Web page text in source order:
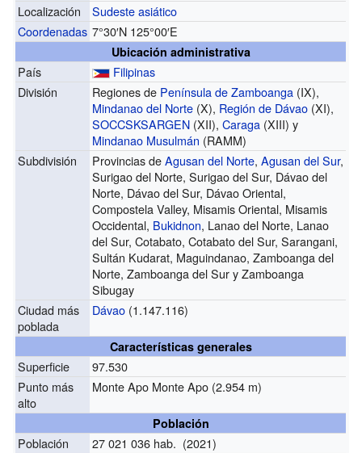
Localización
Sudeste asiático
Coordenadas 7°30′N 125°00′E
Ubicación administrativa
País
Filipinas
División
Regiones de Península de Zamboanga (IX),
Mindanao del Norte (X), Región de Dávao (XI),
SOCCSKSARGEN (XII),Caraga (XIII) y
Mindanao Musulmán (RAMM)
Subdivisión
Provincias deAgusan del Norte,Agusan del Sur,
Surigao del Norte, Surigao del Sur, Dávao del
Norte, Dávao del Sur, Dávao Oriental,
Compostela Valley, Misamis Oriental, Misamis
Occidental, Bukidnon, Lanao del Norte, Lanao
del Sur, Cotabato, Cotabato del Sur, Sarangani,
Sultán Kudarat, Maguindanao, Zamboanga del
Norte, Zamboanga del Sur y Zamboanga
Sibugay
Ciudad más
poblada
Dávao (1.147.116)
Características generales
Superficie
97.530
Punto más
alto
Monte Apo Monte Apo (2.954 m)
Población
Población
27 021 036 hab. (2021)